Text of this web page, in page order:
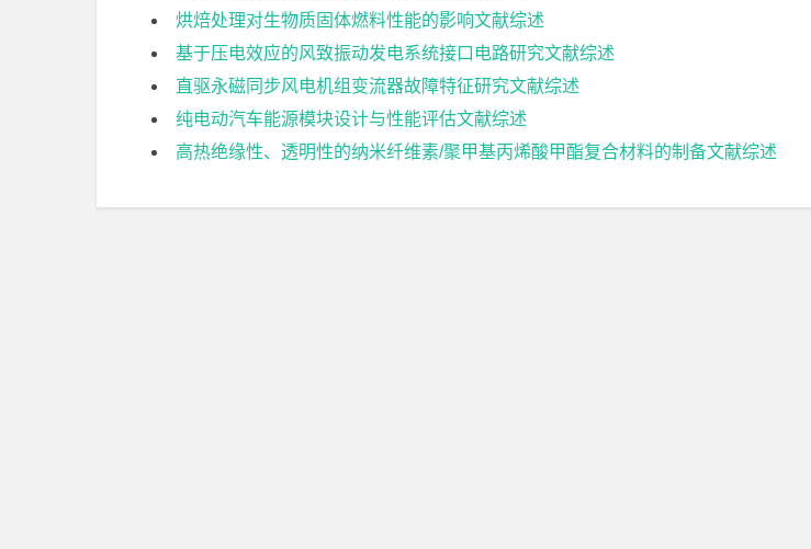
烘焙处理对生物质固体燃料性能的影响文献综述
基于压电效应的风致振动发电系统接口电路研究文献综述
直驱永磁同步风电机组变流器故障特征研究文献综述
纯电动汽车能源模块设计与性能评估文献综述
高热绝缘性、透明性的纳米纤维素/聚甲基丙烯酸甲酯复合材料的制备文献综述